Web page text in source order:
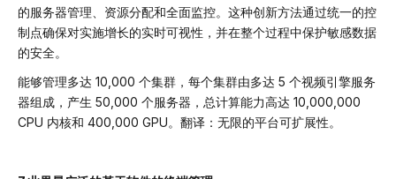
的服务器管理、资源分配和全面监控。这种创新方法通过统一的控
制点确保对实施增长的实时可视性，并在整个过程中保护敏感数据
的安全。
能够管理多达 10,000 个集群，每个集群由多达 5 个视频引擎服务
器组成，产生 50,000 个服务器，总计算能力高达 10,000,000
CPU 内核和 400,000 GPU。翻译：无限的平台可扩展性。